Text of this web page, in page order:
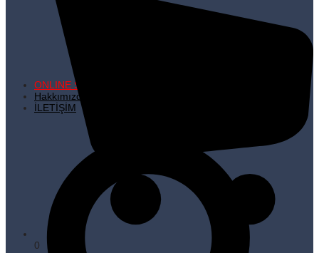
ONLINE SATIŞ
Hakkımızda
İLETİŞİM
0